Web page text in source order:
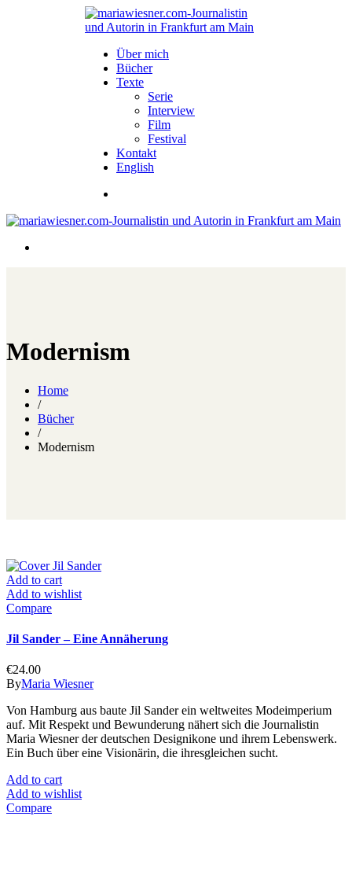
Über mich
Bücher
Texte
Serie
Interview
Film
Festival
Kontakt
English
Modernism
Home
/
Bücher
/
Modernism
Add to cart
Add to wishlist
Compare
Jil Sander – Eine Annäherung
€24.00
ByMaria Wiesner
Von Hamburg aus baute Jil Sander ein weltweites Modeimperium
auf. Mit Respekt und Bewunderung nähert sich die Journalistin
Maria Wiesner der deutschen Designikone und ihrem Lebenswerk.
Ein Buch über eine Visionärin, die ihresgleichen sucht.
Add to cart
Add to wishlist
Compare